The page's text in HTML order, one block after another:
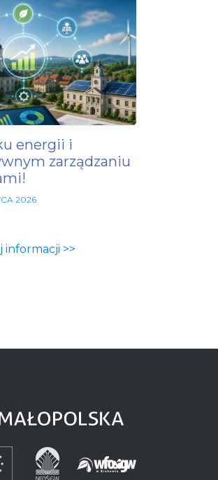
energii i
zarządzaniu
2026
informacji >>